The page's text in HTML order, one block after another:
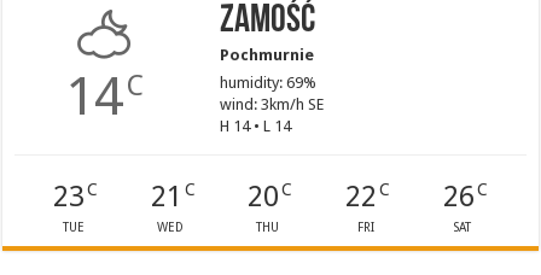
14C
Zamość
Pochmurnie
humidity: 69%
wind: 3km/h SE
H 14 • L 14
23C
TUE
21 C
WED
20 C
THU
22 C
FRI
26C
SAT